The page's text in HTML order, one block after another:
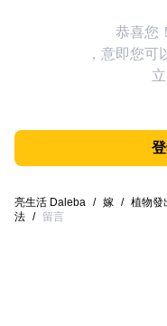
恭喜您
，意即您可
亮生活 Daleba / 嫁 / 植物發
法 / 留言